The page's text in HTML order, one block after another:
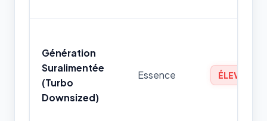
Génération
Suralimentée
(Turbo
Downsized)
Essence ÉLEVÉ